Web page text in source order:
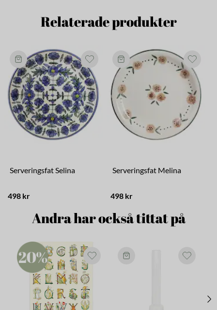
Relaterade produkter
Serveringsfat Selina
498 kr
Serveringsfat Melina
498 kr
Andra har också tittat på